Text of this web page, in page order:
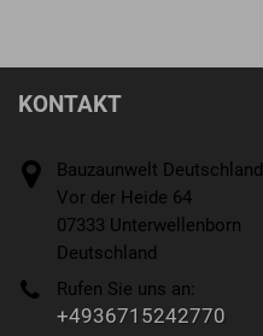
KONTAKT
Bauzaunwelt Deutschland
Vor der Heide 64
07333 Unterwellenborn
Deutschland
Rufen Sie uns an:
+4936715242770